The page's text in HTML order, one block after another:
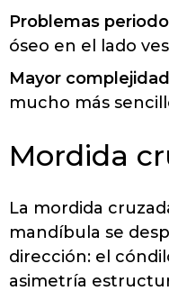
Problemas
óseo en el lado
Mayor
mucho más
Mordida
La mordida
mandíbula se
dirección: el
asimetría